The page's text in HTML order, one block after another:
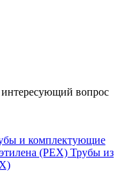
вопрос
и комплектующие
Трубы из